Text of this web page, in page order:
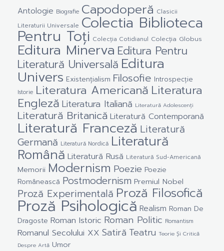
Antologie Biografie Capodoperă Clasicii
Literaturii Universale Colectia Biblioteca
Pentru Toți Colecția Cotidianul Colecția Globus
Editura Minerva Editura Pentru
Literatură Universală Editura
Univers Existențialism Filosofie Introspecție
Istorie Literatura Americană Literatura
Engleză Literatura Italiană Literatură Adolescenți
Literatură Britanică Literatură Contemporană
Literatură Franceză Literatură
Germană Literatură Nordică Literatură
Română Literatură Rusă Literatură Sud-Americană
Memorii Modernism Poezie Poezie
Românească Postmodernism Premiul Nobel
Proză Experimentală Proză Filosofică
Proză Psihologică Realism Roman De
Dragoste Roman Istoric Roman Politic Romantism
Romanul Secolului XX Satiră Teatru Teorie Și Critică
Despre Artă Umor